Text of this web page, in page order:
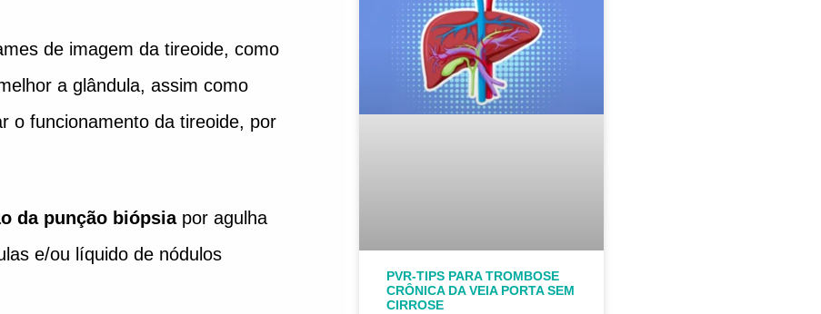
de imagem da tireoide, como
a glândula, assim como
o funcionamento da tireoide, por
da punção biópsiapor agulha
e/ou líquido de nódulos
PVR-TIPS PARA TROMBOSE
CRÔNICA DA VEIA PORTA SEM
CIRROSE